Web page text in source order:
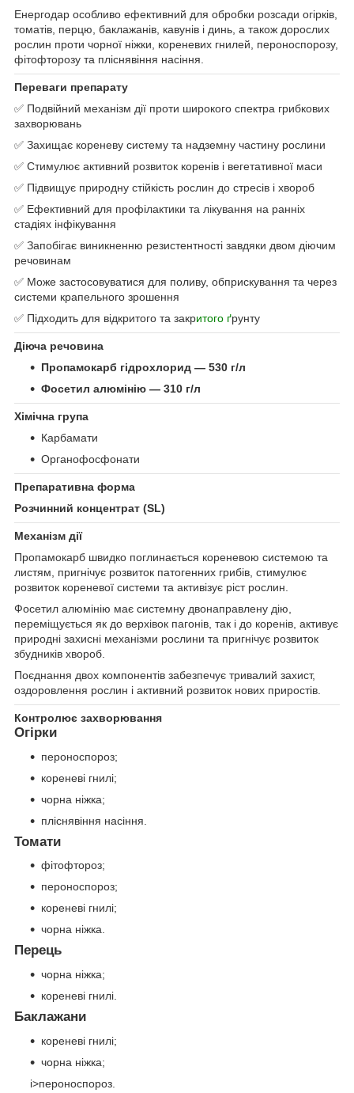
Енергодар особливо ефективний для обробки розсади огірків,
томатів, перцю, баклажанів, кавунів і динь, а також дорослих
рослин проти чорної ніжки, кореневих гнилей, пероноспорозу,
фітофторозу та пліснявіння насіння.
Переваги препарату
✅ Подвійний механізм дії проти широкого спектра грибкових
захворювань
✅ Захищає кореневу систему та надземну частину рослини
✅ Стимулює активний розвиток коренів і вегетативної маси
✅ Підвищує природну стійкість рослин до стресів і хвороб
✅ Ефективний для профілактики та лікування на ранніх
стадіях інфікування
✅ Запобігає виникненню резистентності завдяки двом діючим
речовинам
✅ Може застосовуватися для поливу, обприскування та через
системи крапельного зрошення
✅ Підходить для відкритого та закритого ґрунту
Діюча речовина
Пропамокарб гідрохлорид — 530 г/л
Фосетил алюмінію — 310 г/л
Хімічна група
Карбамати
Органофосфонати
Препаративна форма
Розчинний концентрат (SL)
Механізм дії
Пропамокарб швидко поглинається кореневою системою та
листям, пригнічує розвиток патогенних грибів, стимулює
розвиток кореневої системи та активізує ріст рослин.
Фосетил алюмінію має системну двонаправлену дію,
переміщується як до верхівок пагонів, так і до коренів, активує
природні захисні механізми рослини та пригнічує розвиток
збудників хвороб.
Поєднання двох компонентів забезпечує тривалий захист,
оздоровлення рослин і активний розвиток нових приростів.
Контролює захворювання
Огірки
пероноспороз;
кореневі гнилі;
чорна ніжка;
пліснявіння насіння.
Томати
фітофтороз;
пероноспороз;
кореневі гнилі;
чорна ніжка.
Перець
чорна ніжка;
кореневі гнилі.
Баклажани
кореневі гнилі;
чорна ніжка;
i>пероноспороз.